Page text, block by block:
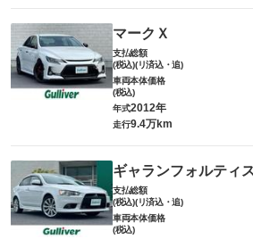
マークＸ
支払総額
(税込)(リ済込・追)
車両本体価格
(税込)
年式2012年
走行9.4万km
ギャランフォルティ
支払総額
(税込)(リ済込・追)
車両本体価格
(税込)